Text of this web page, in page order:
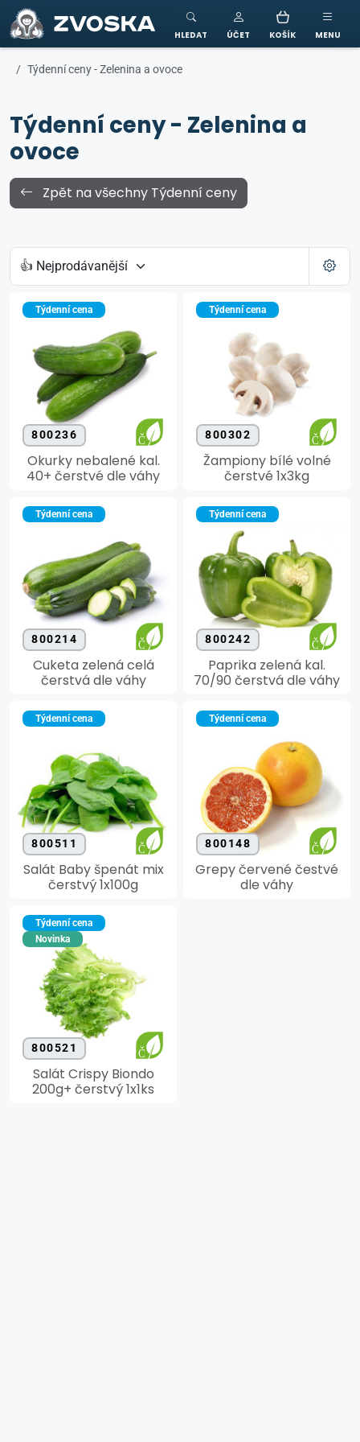
ZVOSKA
HLEDAT ÚČET KOŠÍK MENU
Týdenní ceny - Zelenina a ovoce
Týdenní ceny - Zelenina a
ovoce
Zpět na všechny Týdenní ceny
Týdenní cena
800236
Okurky nebalené kal.
40+ čerstvé dle váhy
Týdenní cena
800302
Žampiony bílé volné
čerstvé 1x3kg
Týdenní cena
800214
Cuketa zelená celá
čerstvá dle váhy
Týdenní cena
800242
Paprika zelená kal.
70/90 čerstvá dle váhy
Týdenní cena
800511
Salát Baby špenát mix
čerstvý 1x100g
Týdenní cena
800148
Grepy červené čestvé
dle váhy
Týdenní cena
Novinka
800521
Salát Crispy Biondo
200g+ čerstvý 1x1ks